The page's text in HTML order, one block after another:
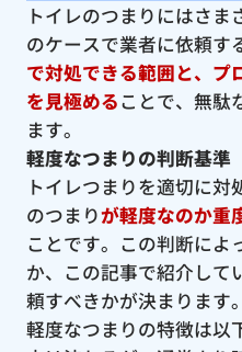
トイレのつまりにはさ
のケースで業者に依頼す
で対処できる範囲と、プ
を見極めることで、無駄
ます。
軽度なつまりの判断基準
トイレつまりを適切に
のつまりが軽度なのか重
ことです。この判断によ
か、この記事で紹介して
頼すべきかが決まります。
軽度なつまりの特徴は以